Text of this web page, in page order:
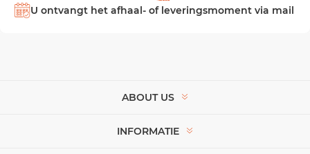
U ontvangt het afhaal- of leveringsmoment via mail
ABOUT US
INFORMATIE